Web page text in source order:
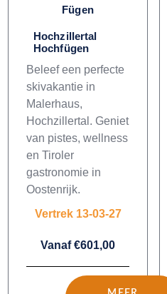
Fügen
Hochzillertal
Hochfügen
Beleef een perfecte
skivakantie in
Malerhaus,
Hochzillertal. Geniet
van pistes, wellness
en Tiroler
gastronomie in
Oostenrijk.
Vertrek 13-03-27
Vanaf €601,00